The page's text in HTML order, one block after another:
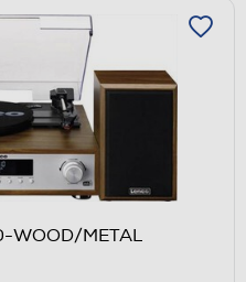
WOOD/METAL